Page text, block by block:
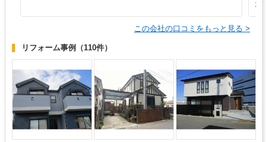
た
この会社の口コミをもっと見る >
リフォーム事例 （110件）